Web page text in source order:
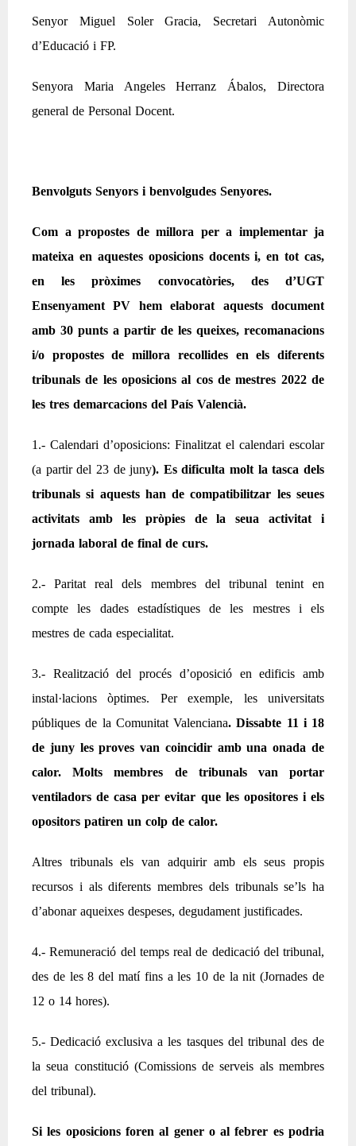
Senyor Miguel Soler Gracia, Secretari Autonòmic
d’Educació i FP.
Senyora Maria Angeles Herranz Ábalos, Directora
general de Personal Docent.
Benvolguts Senyors i benvolgudes Senyores.
Com a propostes de millora per a implementar ja
mateixa en aquestes oposicions docents i, en tot cas,
en les pròximes convocatòries, des d’UGT
Ensenyament PV hem elaborat aquests document
amb 30 punts a partir de les queixes, recomanacions
i/o propostes de millora recollides en els diferents
tribunals de les oposicions al cos de mestres 2022 de
les tres demarcacions del País Valencià.
1.- Calendari d’oposicions: Finalitzat el calendari escolar
(a partir del 23 de juny). Es dificulta molt la tasca dels
tribunals si aquests han de compatibilitzar les seues
activitats amb les pròpies de la seua activitat i
jornada laboral de final de curs.
2.- Paritat real dels membres del tribunal tenint en
compte les dades estadístiques de les mestres i els
mestres de cada especialitat.
3.- Realització del procés d’oposició en edificis amb
instal·lacions òptimes. Per exemple, les universitats
públiques de la Comunitat Valenciana. Dissabte 11 i 18
de juny les proves van coincidir amb una onada de
calor. Molts membres de tribunals van portar
ventiladors de casa per evitar que les opositores i els
opositors patiren un colp de calor.
Altres tribunals els van adquirir amb els seus propis
recursos i als diferents membres dels tribunals se’ls ha
d’abonar aqueixes despeses, degudament justificades.
4.- Remuneració del temps real de dedicació del tribunal,
des de les 8 del matí fins a les 10 de la nit (Jornades de
12 o 14 hores).
5.- Dedicació exclusiva a les tasques del tribunal des de
la seua constitució (Comissions de serveis als membres
del tribunal).
Si les oposicions foren al gener o al febrer es podria